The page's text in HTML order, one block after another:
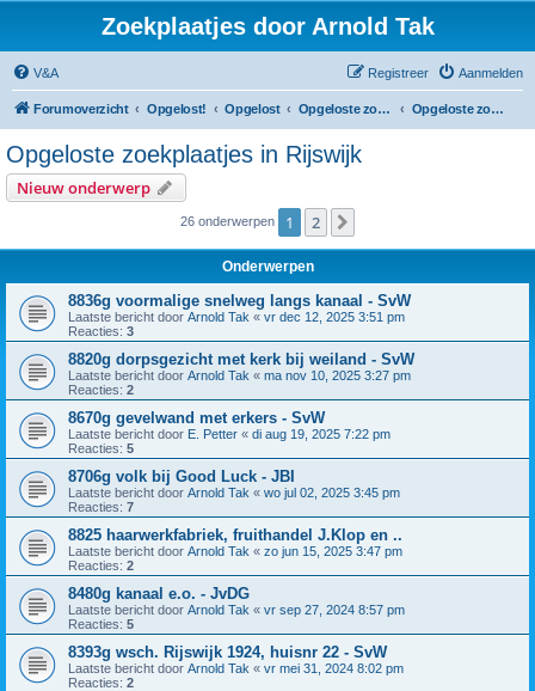
Zoekplaatjes door Arnold Tak
V&A Aanmelden
Registreer
Forumoverzicht Opgelost! Opgelost Opgeloste zoekplaatjes in Zuid-Holland Opgeloste zoekplaatjes in Rijswijk
Opgeloste zoekplaatjes in Rijswijk
Nieuw onderwerp
26 onderwerpen 1 2
Onderwerpen
8836g voormalige snelweg langs kanaal - SvW
Laatste bericht door Arnold Tak « vr dec 12, 2025 3:51 pm
Reacties: 3
8820g dorpsgezicht met kerk bij weiland - SvW
Laatste bericht door Arnold Tak « ma nov 10, 2025 3:27 pm
Reacties: 2
8670g gevelwand met erkers - SvW
Laatste bericht door E. Petter « di aug 19, 2025 7:22 pm
Reacties: 5
8706g volk bij Good Luck - JBI
Laatste bericht door Arnold Tak « wo jul 02, 2025 3:45 pm
Reacties: 7
8825 haarwerkfabriek, fruithandel J.Klop en ..
Laatste bericht door Arnold Tak « zo jun 15, 2025 3:47 pm
Reacties: 2
8480g kanaal e.o. - JvDG
Laatste bericht door Arnold Tak « vr sep 27, 2024 8:57 pm
Reacties: 5
8393g wsch. Rijswijk 1924, huisnr 22 - SvW
Laatste bericht door Arnold Tak « vr mei 31, 2024 8:02 pm
Reacties: 2